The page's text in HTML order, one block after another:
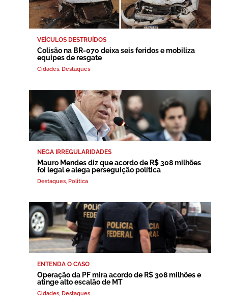
VEÍCULOS DESTRUÍDOS
Colisão na BR-070 deixa seis feridos e mobiliza
equipes de resgate
Cidades, Destaques
NEGA IRREGULARIDADES
Mauro Mendes diz que acordo de R$ 308 milhões
foi legal e alega perseguição política
Destaques, Política
ENTENDA O CASO
Operação da PF mira acordo de R$ 308 milhões e
atinge alto escalão de MT
Cidades, Destaques